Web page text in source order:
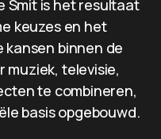
Smit is het resultaat
keuzes en het
binnen de
televisie,
te combineren,
basis opgebouwd.